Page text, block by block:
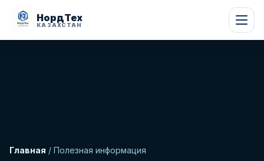
НордТех
КАЗАХСТАН
Главная / Полезная информация